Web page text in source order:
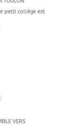
petit collège est
VERS